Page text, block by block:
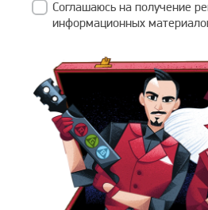
Соглашаюсь на получение
информационных